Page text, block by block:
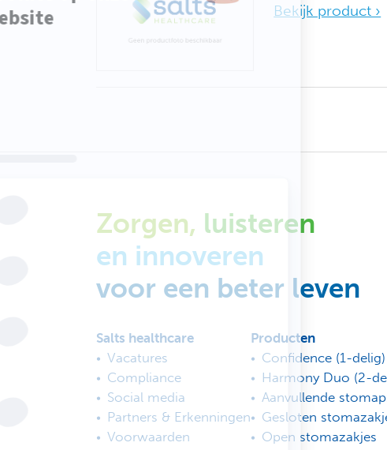
Bekijk product ›
Zorgen, luisteren
en innoveren
voor een beter leven
Salts healthcare
Vacatures
Compliance
Social media
Partners & Erkenningen
Voorwaarden
Producten
Confidence (1-delig)
Harmony Duo (2-
Aanvullende
Gesloten
Open stomazakjes